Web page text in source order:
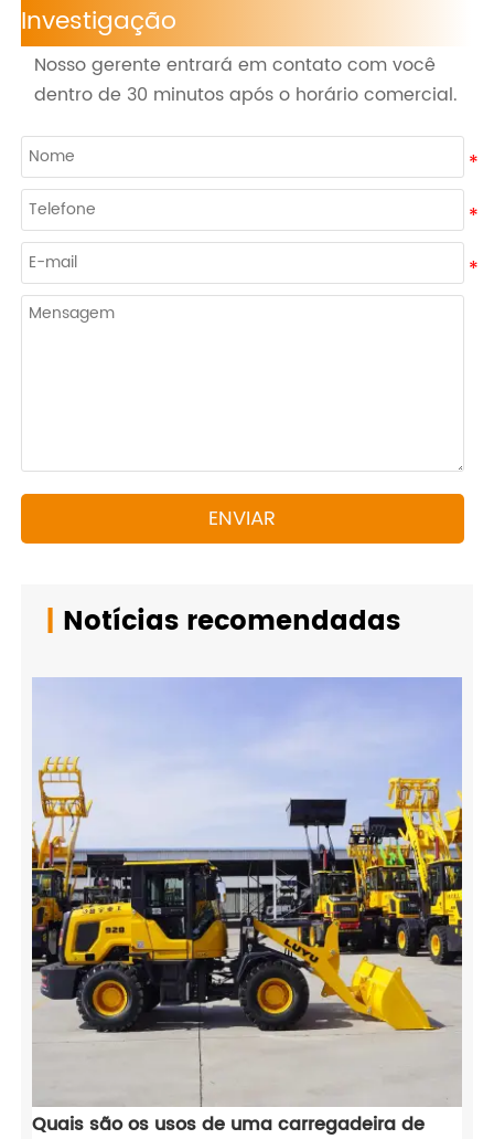
Investigação
Nosso gerente entrará em contato com você
dentro de 30 minutos após o horário comercial.
ENVIAR
| Notícias recomendadas
Quais são os usos de uma carregadeira de